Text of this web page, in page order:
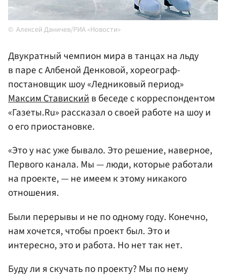
Алексей Даничев/РИА «Новости»
Двукратный чемпион мира в танцах на льду
в паре с Албеной Денковой, хореограф-
постановщик шоу «Ледниковый период»
Максим Ставискийв беседе с корреспондентом
«Газеты.Ru» рассказал о своей работе на шоу и
о его приостановке.
«Это у нас уже бывало. Это решение, наверное,
Первого канала. Мы — люди, которые работали
на проекте, — не имеем к этому никакого
отношения.
Были перерывы и не по одному году. Конечно,
нам хочется, чтобы проект был. Это и
интересно, это и работа. Но нет так нет.
Буду ли я скучать по проекту? Мы по нему